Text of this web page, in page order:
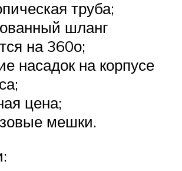
труба;
шланг
на 360о;
насадок на корпусе
цена;
мешки.